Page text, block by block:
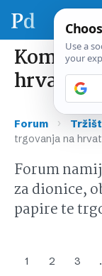
Forum ›
trgovanja na
Forum
za dionice,
papire te
1 2 3